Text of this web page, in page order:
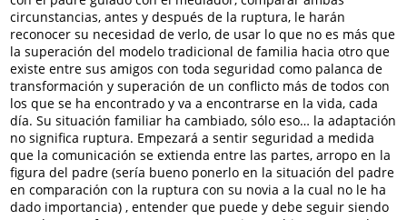
circunstancias, antes y después de la ruptura, le harán
reconocer su necesidad de verlo, de usar lo que no es más que
la superación del modelo tradicional de familia hacia otro que
existe entre sus amigos con toda seguridad como palanca de
transformación y superación de un conflicto más de todos con
los que se ha encontrado y va a encontrarse en la vida, cada
día. Su situación familiar ha cambiado, sólo eso… la adaptación
no significa ruptura. Empezará a sentir seguridad a medida
que la comunicación se extienda entre las partes, arropo en la
figura del padre (sería bueno ponerlo en la situación del padre
en comparación con la ruptura con su novia a la cual no le ha
dado importancia) , entender que puede y debe seguir siendo